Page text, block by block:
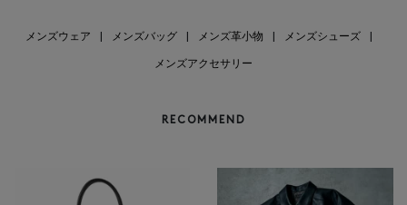
メンズウェア メンズバッグ メンズ革小物 メンズシューズ
メンズアクセサリー
RECOMMEND